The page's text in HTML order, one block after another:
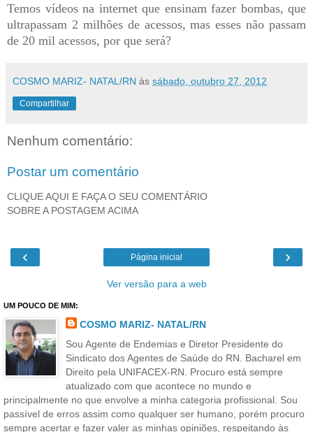
Temos vídeos na internetque ensinam fazer bombas, que
ultrapassam 2 milhõesde acessos, mas esses não passam
de 20 mil acessos, por que será?
COSMO MARIZ- NATAL/RN às sábado, outubro 27, 2012
Compartilhar
Nenhum comentário:
Postar um comentário
CLIQUE AQUI E FAÇA O SEU COMENTÁRIO
SOBRE A POSTAGEM ACIMA
‹ ›
Página inicial
Ver versão para a web
UM POUCO DE MIM:
COSMO MARIZ- NATAL/RN
Sou Agente de Endemias e Diretor Presidente do
Sindicato dos Agentes de Saúde do RN. Bacharel em
Direito pela UNIFACEX-RN. Procuro está sempre
atualizado com que acontece no mundo e
principalmente no que envolve a minha categoria profissional. Sou
passível de erros assim como qualquer ser humano, porém procuro
sempre acertar e fazer valer as minhas opiniões, respeitando às